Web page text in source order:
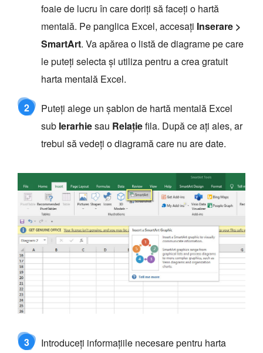
foaie de lucru în care doriți să faceți o hartă
mentală. Pe panglica Excel, accesați Inserare >
SmartArt. Va apărea o listă de diagrame pe care
le puteți selecta și utiliza pentru a crea gratuit
harta mentală Excel.
2
Puteți alege un șablon de hartă mentală Excel
sub Ierarhiesau Relaţiefila. După ce ați ales, ar
trebui să vedeți o diagramă care nu are date.
3
Introduceți informațiile necesare pentru harta